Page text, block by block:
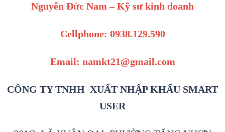
Nguyễn Đức Nam – Kỹ sư kinh doanh
Cellphone: 0938.129.590
Email: namkt21@gmail.com
CÔNG TY TNHH XUẤT NHẬP KHẨU SMART
USER